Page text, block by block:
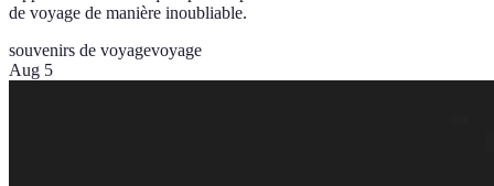
de voyage de manière inoubliable.
souvenirs de voyagevoyage
Aug 5